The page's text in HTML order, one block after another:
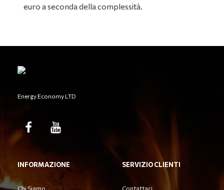
euro a seconda della complessità.
Energy Economy LTD
INFORMAZIONE
Chi Siamo
SERVIZIO CLIENTI
Contattaci